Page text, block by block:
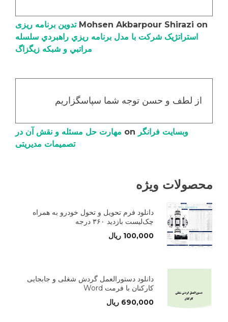
Mohsen Akbarpour Shirazi on
تدوین برنامه ریزی
استراتژیک شرکت با مدل برنامه ریزي راهبردي سلسله
مراتبي و شبکه زیگزاگ
از لطف و حسن توجه شما سپاسگزاریم
وبسایت فرانگر
مهارت حل مسئله و نقش آن در
تصمیمات مدیریتی
محصولات ویژه
دانلود فرم تحویل و تحول خودرو به همراه
چک‌لیست بازدید ۳۶۰ درجه
100,000 ریال
دانلود دستورالعمل گردش شغلی و جابجایی
کارکنان با فرمت Word
690,000 ریال